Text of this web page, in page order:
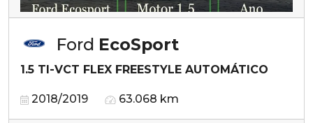
Ford EcoSport
1.5 TI-VCT FLEX FREESTYLE AUTOMÁTICO
2018/2019 63.068 km